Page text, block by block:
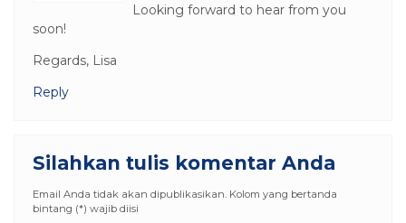
Looking forward to hear from you
soon!
Regards, Lisa
Reply
Silahkan tulis komentar Anda
Email Anda tidak akan dipublikasikan. Kolom yang bertanda
bintang (*) wajib diisi